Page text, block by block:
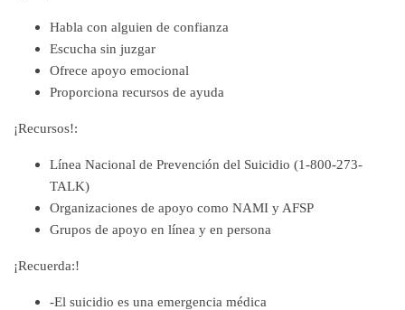
Habla con alguien de confianza
Escucha sin juzgar
Ofrece apoyo emocional
Proporciona recursos de ayuda
¡Recursos!:
Línea Nacional de Prevención del Suicidio (1-800-273-
TALK)
Organizaciones de apoyo como NAMI y AFSP
Grupos de apoyo en línea y en persona
¡Recuerda:!
-El suicidio es una emergencia médica